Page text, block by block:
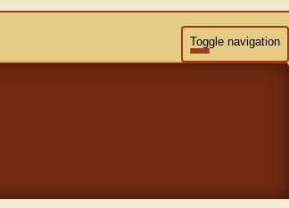
Toggle navigation